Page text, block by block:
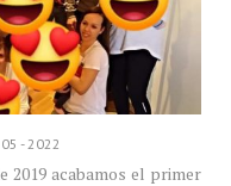
05 - 2022
2019 acabamos el primer